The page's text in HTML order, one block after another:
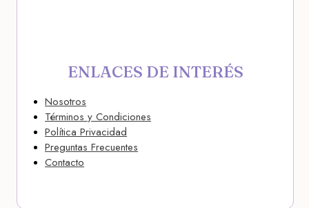
ENLACES DE INTERÉS
Nosotros
Términos y Condiciones
Política Privacidad
Preguntas Frecuentes
Contacto